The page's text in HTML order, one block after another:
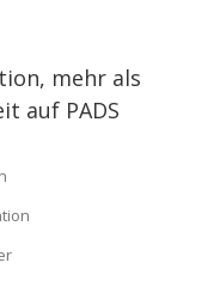
mehr als
auf PADS